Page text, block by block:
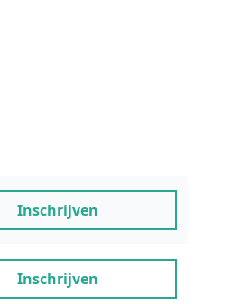
Inschrijven
Inschrijven